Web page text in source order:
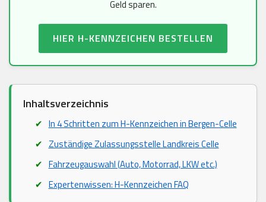
Geld sparen.
HIER H-KENNZEICHEN BESTELLEN
Inhaltsverzeichnis
In 4 Schritten zum H-Kennzeichen in Bergen-Celle
Zuständige Zulassungsstelle Landkreis Celle
Fahrzeugauswahl (Auto, Motorrad, LKW etc.)
Expertenwissen: H-Kennzeichen FAQ